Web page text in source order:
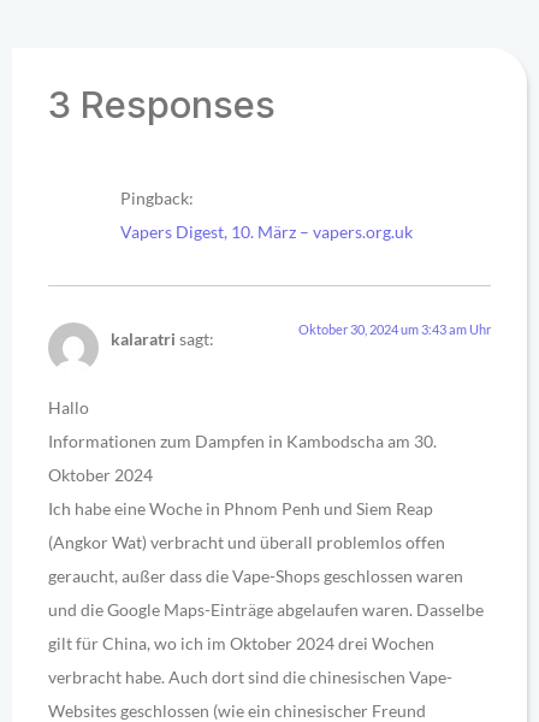
3 Responses
Pingback:
Vapers Digest, 10. März – vapers.org.uk
kalaratri sagt: Oktober 30, 2024 um 3:43 am Uhr
Hallo
Informationen zum Dampfen in Kambodscha am 30.
Oktober 2024
Ich habe eine Woche in Phnom Penh und Siem Reap
(Angkor Wat) verbracht und überall problemlos offen
geraucht, außer dass die Vape-Shops geschlossen waren
und die Google Maps-Einträge abgelaufen waren. Dasselbe
gilt für China, wo ich im Oktober 2024 drei Wochen
verbracht habe. Auch dort sind die chinesischen Vape-
Websites geschlossen (wie ein chinesischer Freund